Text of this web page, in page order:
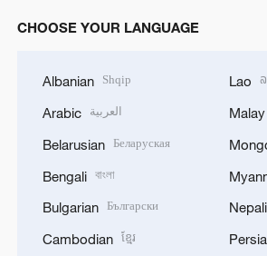
CHOOSE YOUR LANGUAGE
Albanian Shqip
Arabic العربية
Belarusian Беларуская
Bengali বাংলা
Bulgarian Български
Cambodian ខ្មែរ
Lao
Malay
Nepali